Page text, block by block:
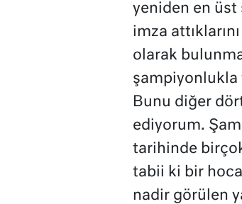
yeniden en üst
imza
olarak
şampiyonlukla
Bunu diğer
ediyorum.
tarihinde
tabii ki bir
nadir görülen